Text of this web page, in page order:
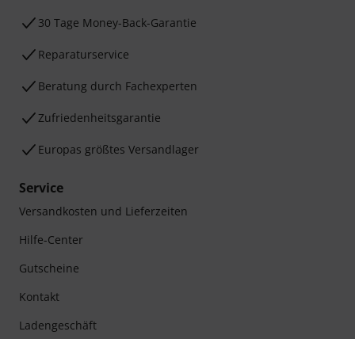
30 Tage Money-Back-Garantie
Reparaturservice
Beratung durch Fachexperten
Zufriedenheitsgarantie
Europas größtes Versandlager
Service
Versandkosten und Lieferzeiten
Hilfe-Center
Gutscheine
Kontakt
Ladengeschäft